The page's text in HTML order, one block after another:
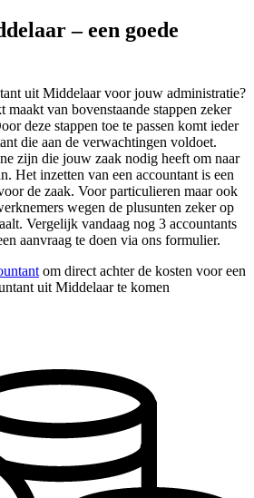
– een goede
uit Middelaar voor jouw administratie?
van bovenstaande stappen zeker
deze stappen toe te passen komt ieder
die aan de verwachtingen voldoet.
zijn die jouw zaak nodig heeft om naar
Het inzetten van een accountant is een
de zaak. Voor particulieren maar ook
wegen de plusunten zeker op
Vergelijk vandaag nog 3 accountants
aanvraag te doen via ons formulier.
om direct achter de kosten voor een
uit Middelaar te komen